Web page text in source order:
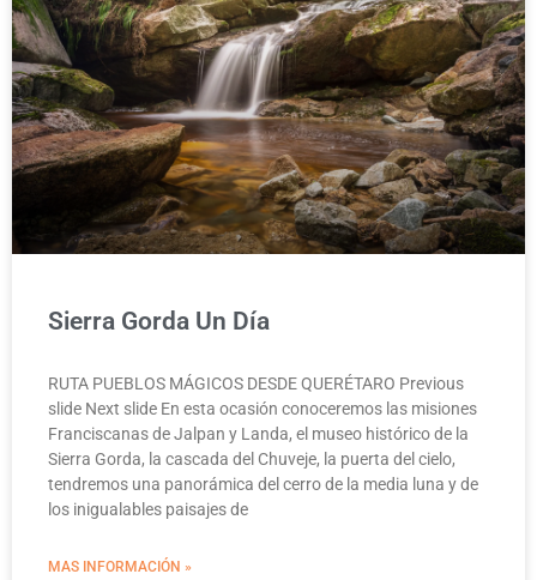
Sierra Gorda Un Día
RUTA PUEBLOS MÁGICOS DESDE QUERÉTARO Previous
slide Next slide En esta ocasión conoceremos las misiones
Franciscanas de Jalpan y Landa, el museo histórico de la
Sierra Gorda, la cascada del Chuveje, la puerta del cielo,
tendremos una panorámica del cerro de la media luna y de
los inigualables paisajes de
MAS INFORMACIÓN »